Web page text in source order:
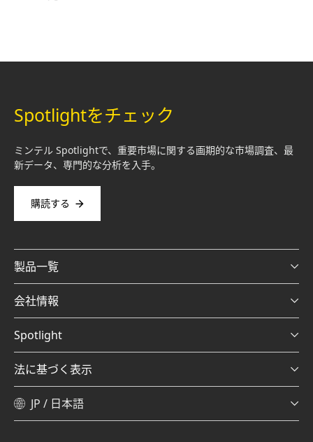
Spotlightをチェック
ミンテル Spotlightで、重要市場に関する画期的な市場調査、最
新データ、専門的な分析を入手。
購読する
製品一覧
会社情報
Spotlight
法に基づく表示
JP / 日本語